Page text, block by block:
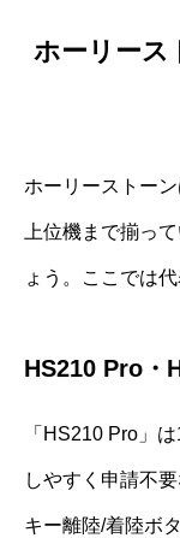
ホーリース
ホーリーストー
上位機まで揃っ
ょう。ここでは
HS210 Pro・
「HS210 Pro」
しやすく申請不
キー離陸/着陸ボ